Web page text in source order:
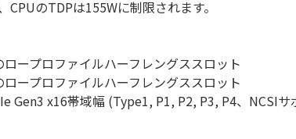
のTDPは155Wに制限されます。
ープロファイルハーフレングススロット
ープロファイルハーフレングススロット
Gen3 x16帯域幅 (Type1, P1, P2, P3, P4、NCSIサ